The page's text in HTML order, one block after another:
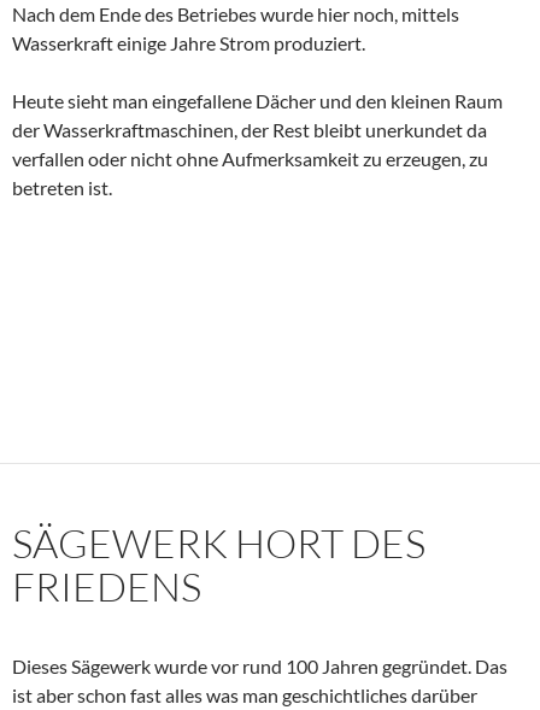
Nach dem Ende des Betriebes wurde hier noch, mittels
Wasserkraft einige Jahre Strom produziert.
Heute sieht man eingefallene Dächer und den kleinen Raum
der Wasserkraftmaschinen, der Rest bleibt unerkundet da
verfallen oder nicht ohne Aufmerksamkeit zu erzeugen, zu
betreten ist.
SÄGEWERK HORT DES
FRIEDENS
Dieses Sägewerk wurde vor rund 100 Jahren gegründet. Das
ist aber schon fast alles was man geschichtliches darüber